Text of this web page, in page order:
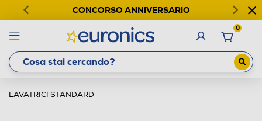
CONCORSO ANNIVERSARIO
0
LAVATRICI STANDARD